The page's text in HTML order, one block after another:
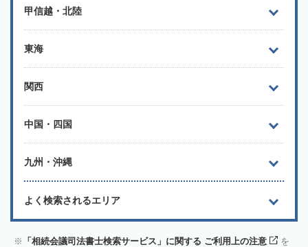
甲信越・北陸
東海
関西
中国・四国
九州・沖縄
よく検索されるエリア
「相続会議司法書士検索サービス」に関する ご利用上の注意
を